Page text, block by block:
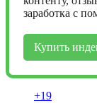
заработка с
Купить
+19